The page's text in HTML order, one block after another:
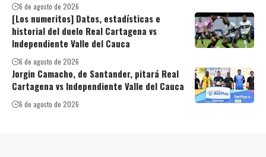
6 de agosto de 2026
[Los numeritos] Datos, estadísticas e
historial del duelo Real Cartagena vs
Independiente Valle del Cauca
6 de agosto de 2026
Jorgin Camacho, de Santander, pitará Real
Cartagena vs Independiente Valle del Cauca
6 de agosto de 2026